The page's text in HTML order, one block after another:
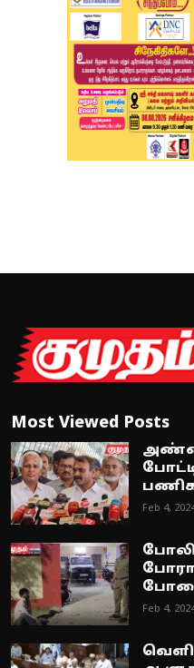
Most Viewed Posts
Feb 4,
Feb 4,